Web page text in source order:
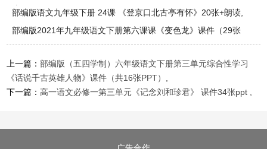
张,
部编版语文九年级下册 24课 《登京口北古亭有怀》20张+朗读,
部编版2021年九年级语文下册第六课课《变色龙》课件（29张
PPT）,
上一篇：部编版（五四学制）六年级语文下册第三单元综合性学习
《话说千古英雄人物》课件（共16张PPT）,
下一篇：高一语文必修一第三单元《记念刘和珍君》 课件34张ppt ,